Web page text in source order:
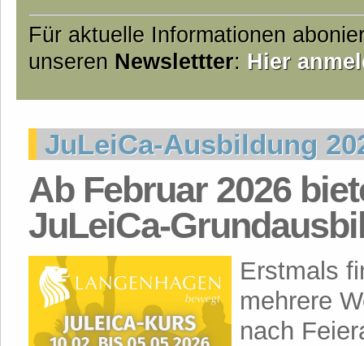
Für aktuelle Informationen
unseren Newslettter: Hier
JuLeiCa-Ausbildung
Ab Februar 2026
JuLeiCa-
Erstmals
mehrere
nach